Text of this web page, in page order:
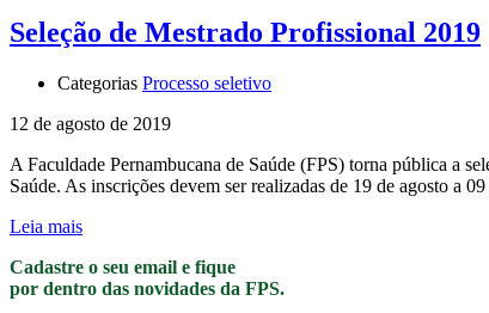
Seleção de Mestrado Profissional 2019
Categorias Processo seletivo
12 de agosto de 2019
A Faculdade Pernambucana de Saúde (FPS) torna pública a
Saúde. As inscrições devem ser realizadas de 19 de agosto a
Leia mais
Cadastre o seu email e fique
por dentro das novidades da FPS.